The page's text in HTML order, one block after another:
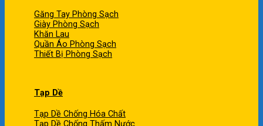
Găng Tay Phòng Sạch
Giày Phòng Sạch
Khăn Lau
Quần Áo Phòng Sạch
Thiết Bị Phòng Sạch
Tạp Dề
Tạp Dề Chống Hóa Chất